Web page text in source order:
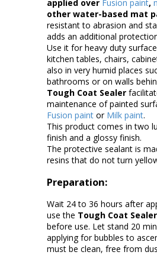
applied over Fusion paint,
other water-based mat
resistant to abrasion and
adds an additional
Use it for heavy duty
kitchen tables, chairs,
also in very humid places
bathrooms or on walls
Tough Coat Sealer
maintenance of painted
Fusion paint orMilk paint.
This product comes in two
finish and a glossy finish.
The protective sealant is
resins that do not turn
Preparation:
Wait 24 to 36 hours after
use the Tough Coat Sealer
before use. Let stand 20
applying for bubbles to
must be clean, free from